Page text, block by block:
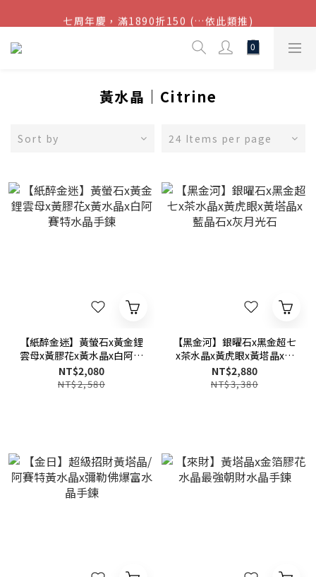
結帳金額滿$1080超取免運
七周年慶，滿1890折150 (…依此類推)
點我加入官方LINE帳號，獲得50元現金券
黃水晶｜Citrine
Sort by 24 Items per page
【紙醉金迷】黃螢石x黃金鋰
雲母x黃膠花x黃水晶x白阿賽
特水晶手鍊
NT$2,080
NT$2,580
【黑金河】銀曜石x黑金超七
x茶水晶x黃虎眼x黃塔晶x藍
晶石x灰月光石
NT$2,880
NT$3,380